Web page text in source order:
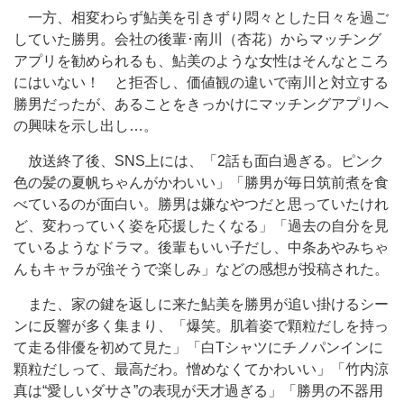
一方、相変わらず鮎美を引きずり悶々とした日々を過ご
していた勝男。会社の後輩･南川（杏花）からマッチング
アプリを勧められるも、鮎美のような女性はそんなところ
にはいない！ と拒否し、価値観の違いで南川と対立する
勝男だったが、あることをきっかけにマッチングアプリへ
の興味を示し出し…。
放送終了後、SNS上には、「2話も面白過ぎる。ピンク
色の髪の夏帆ちゃんがかわいい」「勝男が毎日筑前煮を食
べているのが面白い。勝男は嫌なやつだと思っていたけれ
ど、変わっていく姿を応援したくなる」「過去の自分を見
ているようなドラマ。後輩もいい子だし、中条あやみちゃ
んもキャラが強そうで楽しみ」などの感想が投稿された。
また、家の鍵を返しに来た鮎美を勝男が追い掛けるシー
ンに反響が多く集まり、「爆笑。肌着姿で顆粒だしを持っ
て走る俳優を初めて見た」「白Tシャツにチノパンインに
顆粒だしって、最高だわ。憎めなくてかわいい」「竹内涼
真は“愛しいダサさ”の表現が天才過ぎる」「勝男の不器用